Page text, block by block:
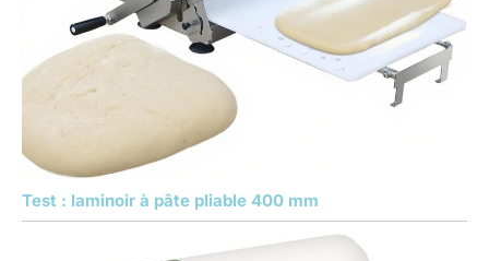
Test : laminoir à pâte pliable 400 mm